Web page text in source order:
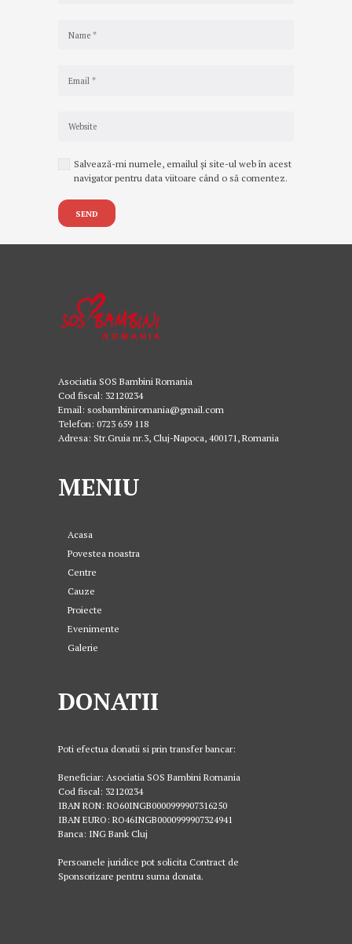
Salvează-mi numele, emailul și site-ul web în acest
navigator pentru data viitoare când o să comentez.
Asociatia SOS Bambini Romania
Cod fiscal: 32120234
Email: sosbambiniromania@gmail.com
Telefon: 0723 659 118
Adresa: Str.Gruia nr.3, Cluj-Napoca, 400171, Romania
MENIU
Acasa
Povestea noastra
Centre
Cauze
Proiecte
Evenimente
Galerie
DONATII
Poti efectua donatii si prin transfer bancar:
Beneficiar: Asociatia SOS Bambini Romania
Cod fiscal: 32120234
IBAN RON: RO60INGB0000999907316250
IBAN EURO: RO46INGB0000999907324941
Banca: ING Bank Cluj
Persoanele juridice pot solicita Contract de
Sponsorizare pentru suma donata.